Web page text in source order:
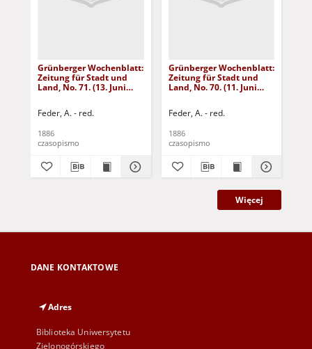
Grünberger Wochenblatt:
Zeitung für Stadt und
Land, No. 71. (13. Juni
Feder, A. - red.
1886
czasopismo
Grünberger Wochenblatt:
Zeitung für Stadt und
Land, No. 70. (11. Juni
Feder, A. - red.
1886
czasopismo
Więcej
DANE KONTAKTOWE
Adres
Biblioteka Uniwersytetu
Zielonogórskiego